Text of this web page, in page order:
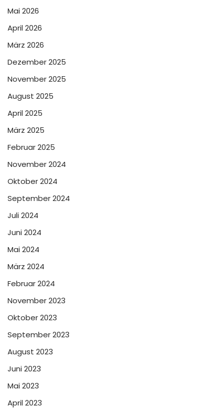
Mai 2026
April 2026
März 2026
Dezember 2025
November 2025
August 2025
April 2025
März 2025
Februar 2025
November 2024
Oktober 2024
September 2024
Juli 2024
Juni 2024
Mai 2024
März 2024
Februar 2024
November 2023
Oktober 2023
September 2023
August 2023
Juni 2023
Mai 2023
April 2023